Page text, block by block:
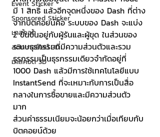
Event Sticker
Sponsored Sticker
มาสคอต
สติกเกอร์ไลน์ 3D
มาสคอต 3D
มี 1 สิทธิ์ แล้วอีกจุดหนึ่งของ Dash ที่ต่าง
จากบิตคอยน์คือ ระบบของ Dash จะแบ่ง
2 ขั้นขึ้นอยู่กับผู้รันและผู้ขุด ในส่วนของ
ระบบธุรกรรมที่มีความส่วนตัวและรวม
ธุรกรรมเป็นธุรกรรมเดียวจำกัดอยู่ที่
1000 Dash แล้วมีการใช้เทคโนโลยีแบบ
InstantSend ที่จะเหมาะกับการเป็นสื่อ
กลางในการซื้อขายและมีความส่วนตัว
มาก
ส่วนค่าธรรมเนียมจะน้อยกว่าเมื่อเทียบกับ
บิตคอยน์ด้วย